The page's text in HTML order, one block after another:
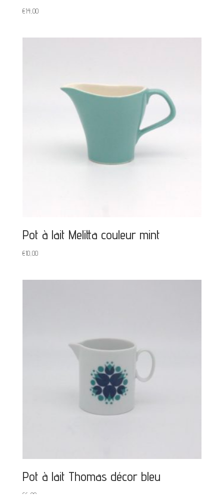
€14,00
Pot à lait Melitta couleur mint
€10,00
Pot à lait Thomas décor bleu
€6,00